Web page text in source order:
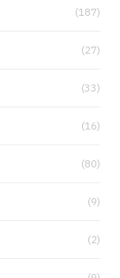
(187)
(27)
(33)
(16)
(80)
(9)
(2)